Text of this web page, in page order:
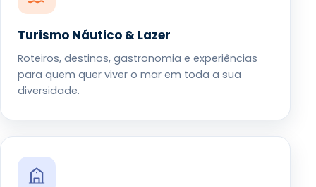
Turismo Náutico & Lazer
Roteiros, destinos, gastronomia e experiências
para quem quer viver o mar em toda a sua
diversidade.